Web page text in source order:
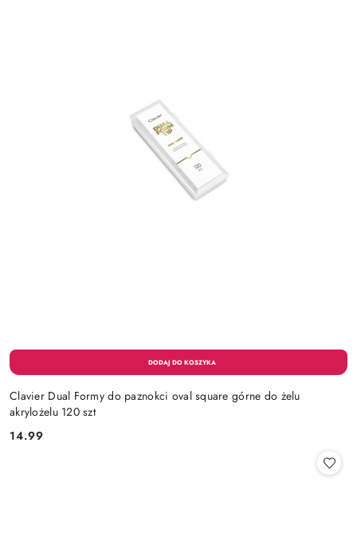
Clavier Dual Formy do paznokci oval square górne do żelu
akrylożelu 120 szt
Cena:
14.99